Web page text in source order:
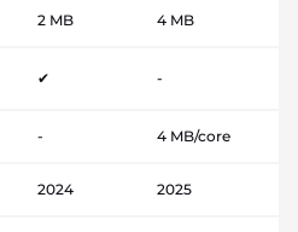
2 MB 4 MB
✔ -
- 4 MB/core
2024 2025